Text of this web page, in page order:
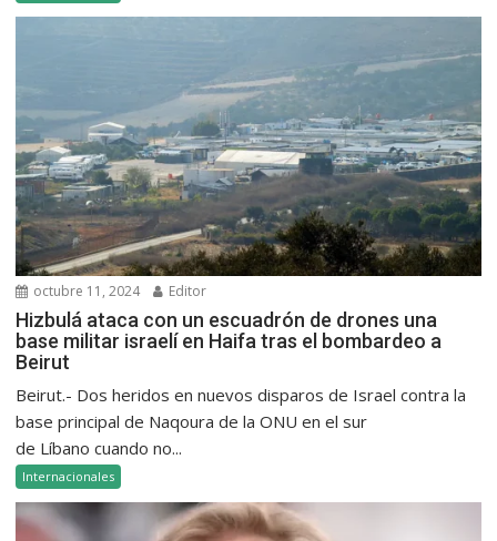
octubre 11, 2024 Editor
Hizbulá ataca con un escuadrón de drones una
base militar israelí en Haifa tras el bombardeo a
Beirut
Beirut.- Dos heridos en nuevos disparos de Israel contra la
base principal de Naqoura de la ONU en el sur
de Líbano cuando no...
Internacionales